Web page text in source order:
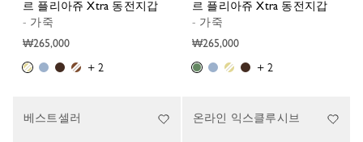
르 플리아쥬 Xtra 동전지갑
- 가죽
₩265,000
+ 2
르 플리아쥬 Xtra 동전지갑
- 가죽
₩265,000
+ 2
베스트셀러 온라인 익스클루시브